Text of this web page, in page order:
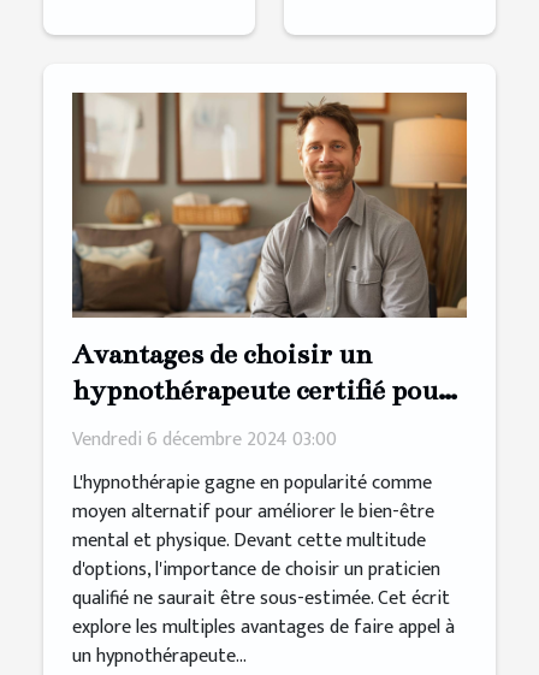
Avantages de choisir un
hypnothérapeute certifié pour
votre bien-être
Vendredi 6 décembre 2024 03:00
L'hypnothérapie gagne en popularité comme
moyen alternatif pour améliorer le bien-être
mental et physique. Devant cette multitude
d'options, l'importance de choisir un praticien
qualifié ne saurait être sous-estimée. Cet écrit
explore les multiples avantages de faire appel à
un hypnothérapeute...